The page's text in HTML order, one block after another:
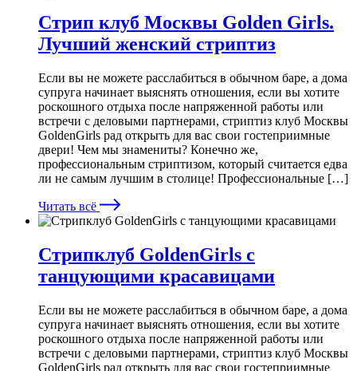
Стрип клуб Москвы Golden Girls.
Лучший женский стриптиз
Если вы не можете расслабиться в обычном баре, а дома
супруга начинает выяснять отношения, если вы хотите
роскошного отдыха после напряженной работы или
встречи с деловыми партнерами, стриптиз клуб Москвы
GoldenGirls рад открыть для вас свои гостеприимные
двери! Чем мы знамениты? Конечно же,
профессиональным стриптизом, который считается едва
ли не самым лучшим в столице! Профессиональные […]
Читать всё
Стрипклуб GoldenGirls с
танцующими красавицами
Если вы не можете расслабиться в обычном баре, а дома
супруга начинает выяснять отношения, если вы хотите
роскошного отдыха после напряженной работы или
встречи с деловыми партнерами, стриптиз клуб Москвы
GoldenGirls рад открыть для вас свои гостеприимные